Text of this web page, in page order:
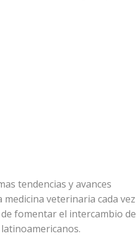
tendencias y avances
veterinaria cada vez
fomentar el intercambio de